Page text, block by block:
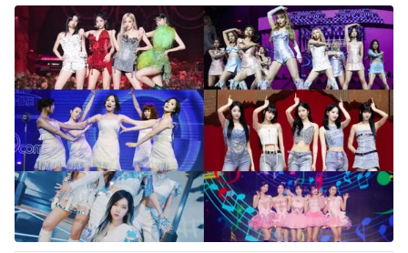
Pháp luật
Y tế
Thế giới
Tin tức
Thế giới đó đây
Câu chuyện quốc tế
Kinh tế
Tài chính
Thị trường
Dữ liệu và đời sống